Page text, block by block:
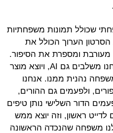
שכולל תמונות משפחתיות
הסרטון הערוך הכולל את
ומספרת את הסיפור.
זה משולב בתמונות ישנות ואנחנו משלבים גם AI, ויוצא מוצר
נהנית ממנו. אנחנו
ולפעמים גם ההורים,
הדור השלישי נותן טיפים
ראשון, וזה יוצא ממש
משפחה שהנכדה הראשונה